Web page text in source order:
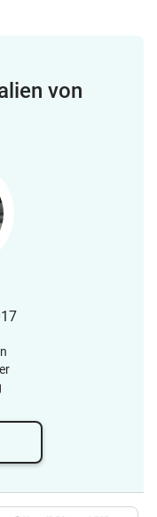
von